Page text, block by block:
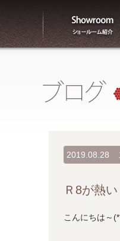
2019.08.28
Ｒ8が熱い
こんにちは～